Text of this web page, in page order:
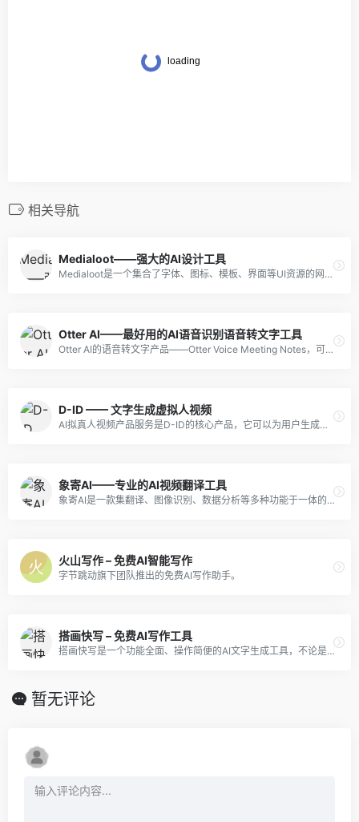
相关导航
Medialoot——强大的AI设计工具
Medialoot是一个集合了字体、图标、模板、界面等UI资源的网站，为用户提供免费和收费的网络资源。除了提供丰富多样的设计素材外，Medialoot还拥有强大的AI功能，可以帮助用户快速创建自己的设计。
Otter AI——最好用的AI语音识别语音转文字工具
Otter AI的语音转文字产品——Otter Voice Meeting Notes，可自动识别和转录用户本人的发言，并生成可搜索的、格式化的会议记录，受到了商务人士、记者和学生等广泛用户的青睐。
D-ID —— 文字生成虚拟人视频
AI拟真人视频产品服务是D-ID的核心产品，它可以为用户生成高度逼真的AI拟真人视频。该产品采用了最先进的人工智能技术，包括深度学习、计算机视觉和自然语言处理等，可以对用户的文本输入生成对应的语音和面部表情，使得生成的拟真人视频更加自然和逼真。
象寄AI——专业的AI视频翻译工具
象寄AI是一款集翻译、图像识别、数据分析等多种功能于一体的AI产品，具有广泛的应用场景和市场需求。其高效、准确、便捷的特点，为各行各业提供了更加智能、高效的工作方式和生活体验。
火山写作 – 免费AI智能写作
字节跳动旗下团队推出的免费AI写作助手。
搭画快写 – 免费AI写作工具
搭画快写是一个功能全面、操作简便的AI文字生成工具，不论是对于提高写作效率还是优化文本质量，都有很好的效果。
暂无评论